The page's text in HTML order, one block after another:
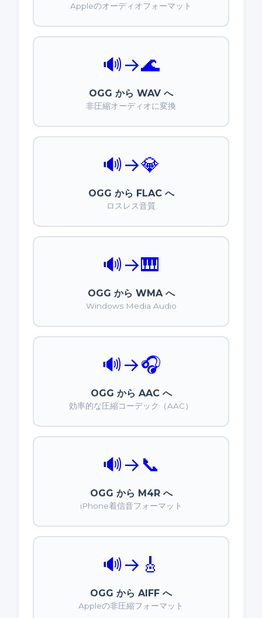
Appleのオーディオフォーマット
🔊→🌊
OGG から WAV へ
非圧縮オーディオに変換
🔊→💎
OGG から FLAC へ
ロスレス音質
🔊→🎹
OGG から WMA へ
Windows Media Audio
🔊→🎧
OGG から AAC へ
効率的な圧縮コーデック（AAC）
🔊→📞
OGG から M4R へ
iPhone着信音フォーマット
🔊→ 🎸
OGG から AIFF へ
Appleの非圧縮フォーマット